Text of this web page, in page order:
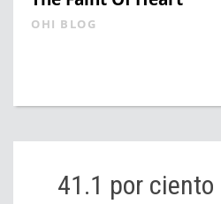
OHI BLOG
41.1 por ciento